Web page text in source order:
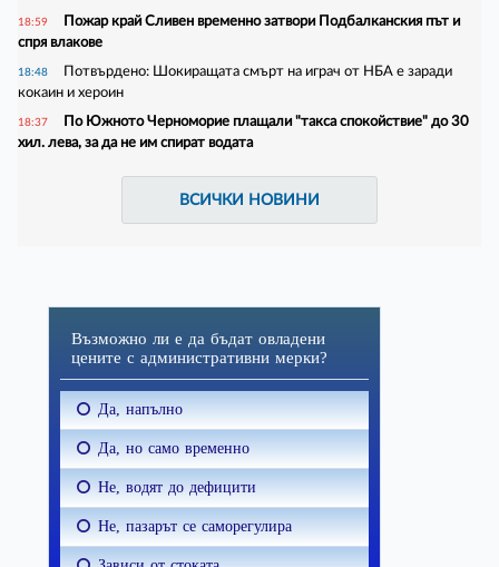
18:59
Пожар край Сливен временно затвори Подбалканския път и
спря влакове
18:48
Потвърдено: Шокиращата смърт на играч от НБА е заради
кокаин и хероин
18:37
По Южното Черноморие плащали "такса спокойствие" до 30
хил. лева, за да не им спират водата
ВСИЧКИ НОВИНИ